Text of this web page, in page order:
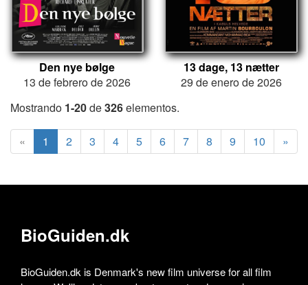
Den nye bølge
13 de febrero de 2026
13 dage, 13 nætter
29 de enero de 2026
Mostrando 1-20de326elementos.
« 1 2 3 4 5 6 7 8 9 10 »
BioGuiden.dk
BioGuiden.dk is Denmark's new film universe for all film